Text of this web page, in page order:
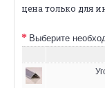
цена только для
Выберите